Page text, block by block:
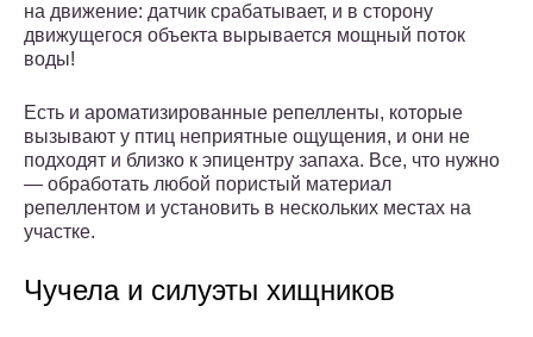
на движение: датчик срабатывает, и в сторону
движущегося объекта вырывается мощный поток
воды!
Есть и ароматизированные репелленты, которые
вызывают у птиц неприятные ощущения, и они не
подходят и близко к эпицентру запаха. Все, что нужно
— обработать любой пористый материал
репеллентом и установить в нескольких местах на
участке.
Чучела и силуэты хищников